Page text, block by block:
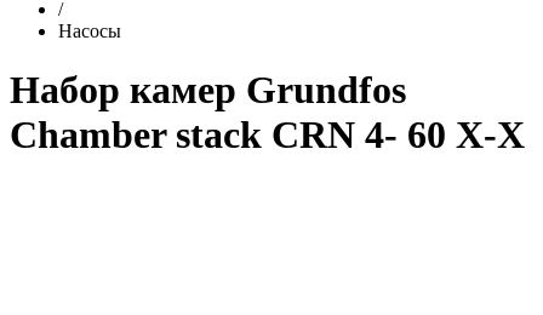
/
Насосы
Набор камер Grundfos
Chamber stack CRN 4- 60 X-X